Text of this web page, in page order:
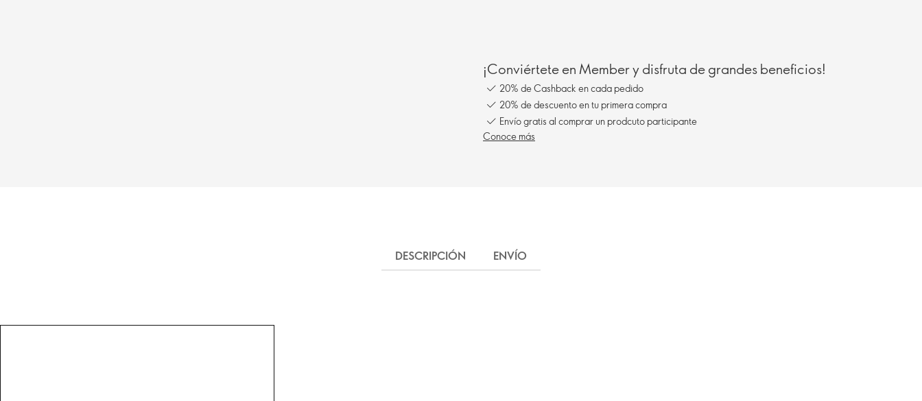
¡Conviértete en Member y disfruta de grandes beneficios!
20% de Cashback en cada pedido
20% de descuento en tu primera compra
Envío gratis al comprar un prodcuto participante
Conoce más
DESCRIPCIÓN ENVÍO